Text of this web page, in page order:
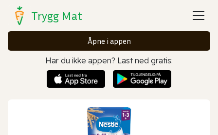
Trygg Mat
Åpne i appen
Har du ikke appen? Last ned gratis: